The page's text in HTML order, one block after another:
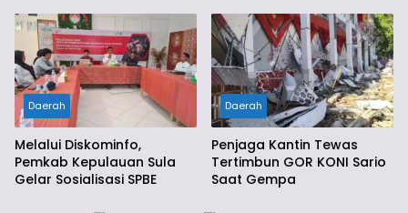
Daerah
Melalui Diskominfo,
Pemkab Kepulauan Sula
Gelar Sosialisasi SPBE
Daerah
Penjaga Kantin Tewas
Tertimbun GOR KONI Sario
Saat Gempa